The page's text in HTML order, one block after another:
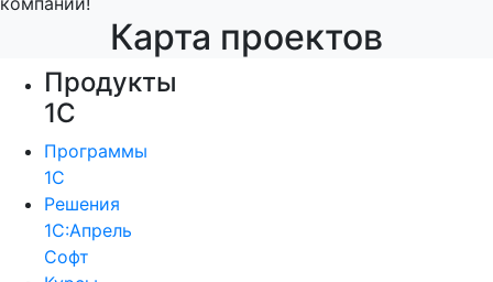
Карта проектов
Продукты
1С
Программы
1С
Решения
1С:Апрель
Софт